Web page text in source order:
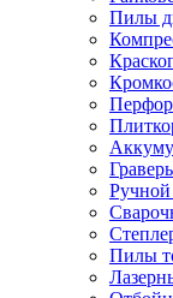
Пилы
Пилы